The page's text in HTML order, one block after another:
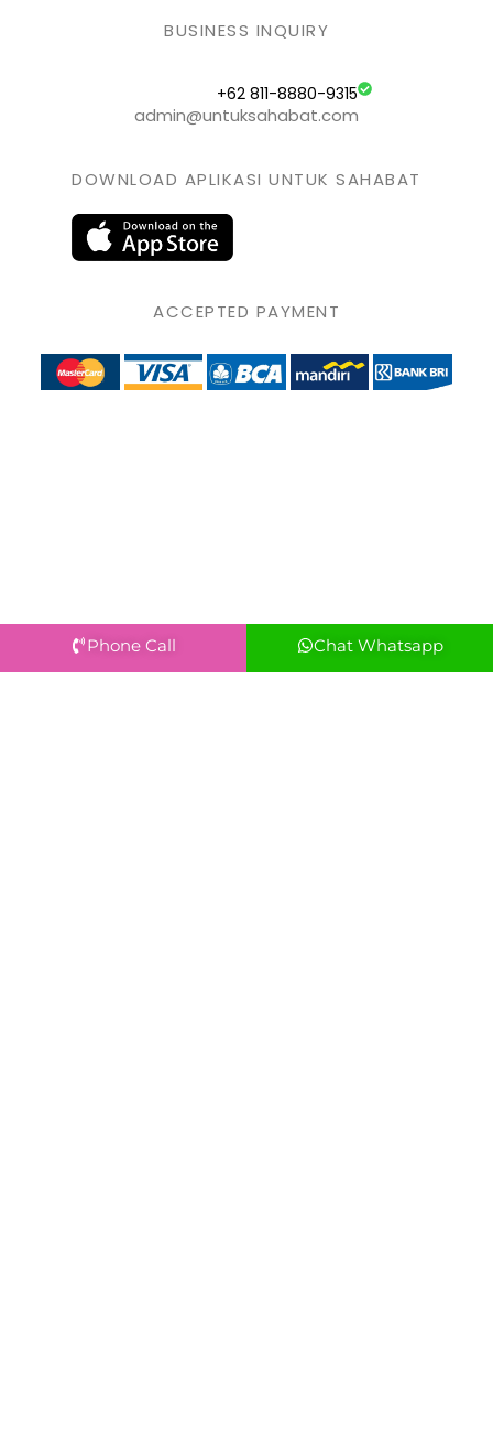
BUSINESS INQUIRY
+62 811-8880-9315
admin@untuksahabat.com
DOWNLOAD APLIKASI UNTUK SAHABAT
ACCEPTED PAYMENT
Phone Call Chat Whatsapp